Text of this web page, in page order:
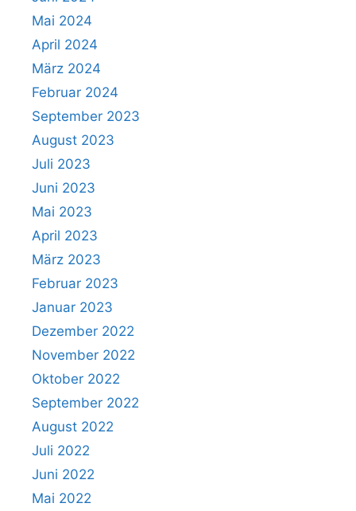
Mai 2024
April 2024
März 2024
Februar 2024
September 2023
August 2023
Juli 2023
Juni 2023
Mai 2023
April 2023
März 2023
Februar 2023
Januar 2023
Dezember 2022
November 2022
Oktober 2022
September 2022
August 2022
Juli 2022
Juni 2022
Mai 2022